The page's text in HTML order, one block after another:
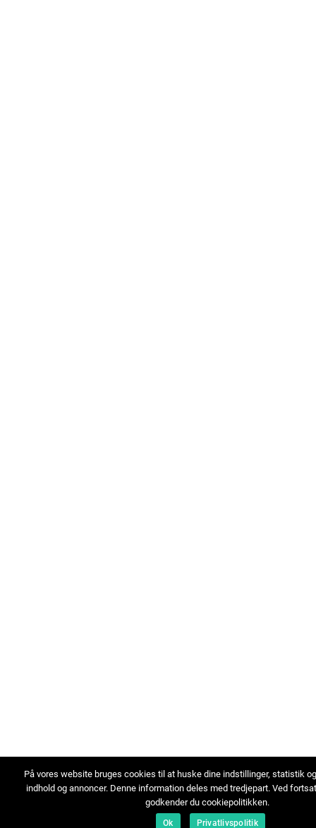
På vores website bruges cookies til at huske dine indstillinger, statistik
indhold og annoncer. Denne information deles med tredjepart. Ved
godkender du cookiepolitikken.
Ok Privatlivspolitik